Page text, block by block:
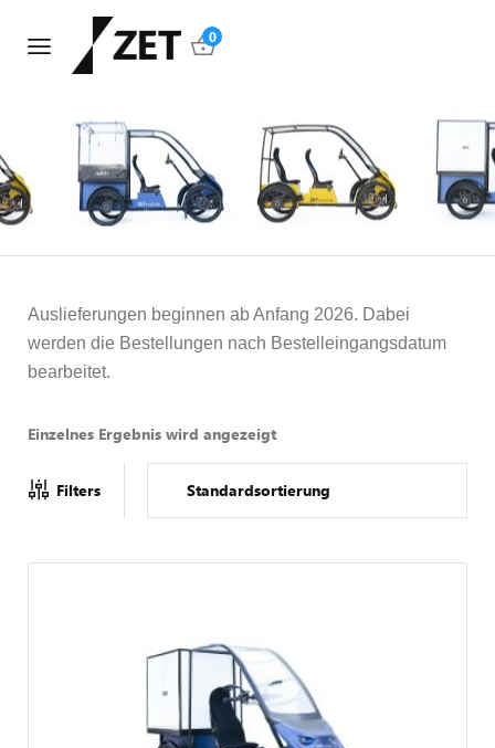
0
Auslieferungen beginnen ab Anfang 2026. Dabei
werden die Bestellungen nach Bestelleingangsdatum
bearbeitet.
Einzelnes Ergebnis wird angezeigt
Filters